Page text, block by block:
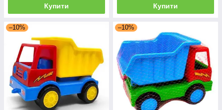
Купити Купити
–10% –10%